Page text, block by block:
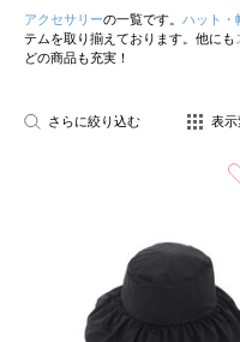
アクセサリーの一覧です。 ハット・
テムを取り揃えております。他にも
どの商品も充実！
さらに絞り込む 表示